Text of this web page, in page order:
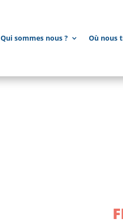
Qui sommes nous ? Où nous